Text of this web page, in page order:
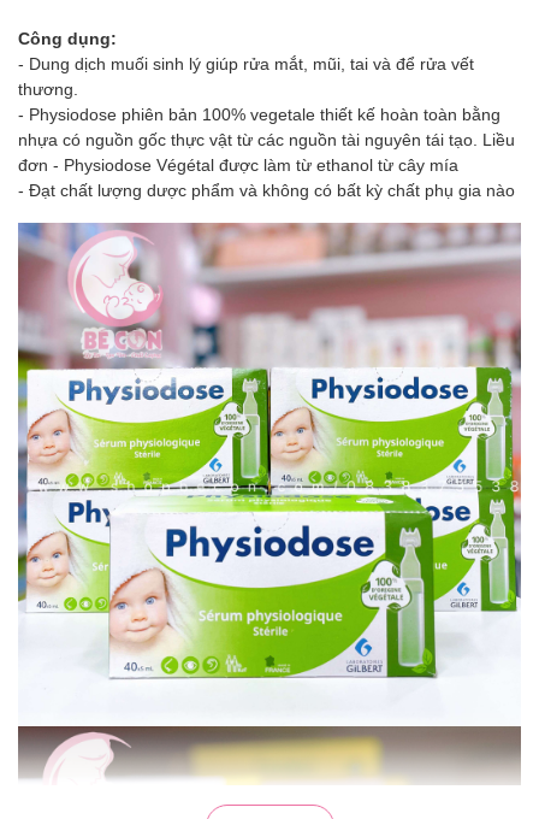
Công dụng:
- Dung dịch muối sinh lý giúp rửa mắt, mũi, tai và để rửa vết
thương.
- Physiodose phiên bản 100% vegetale thiết kế hoàn toàn bằng
nhựa có nguồn gốc thực vật từ các nguồn tài nguyên tái tạo. Liều
đơn - Physiodose Végétal được làm từ ethanol từ cây mía
- Đạt chất lượng dược phẩm và không có bất kỳ chất phụ gia nào